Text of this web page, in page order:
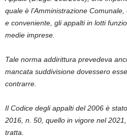
quale è l’Amministrazione Comunale,
e conveniente, gli appalti in lotti
medie imprese
Tale norma addirittura prevedeva
mancata suddivisione dovessero
contrarre.
Il Codice degli appalti del 2006 è
2016 , n. 50, quello in vigore nel2021
tratta.